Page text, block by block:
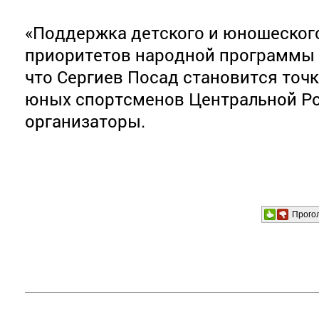
«Поддержка детского и
приоритетов народной
что Сергиев Посад становится
юных спортсменов Центральной
организаторы.